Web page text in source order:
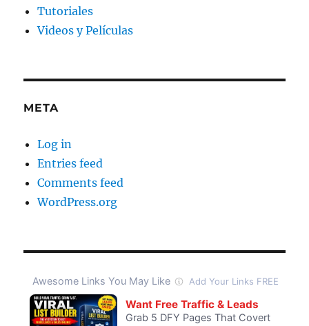
Tutoriales
Videos y Películas
META
Log in
Entries feed
Comments feed
WordPress.org